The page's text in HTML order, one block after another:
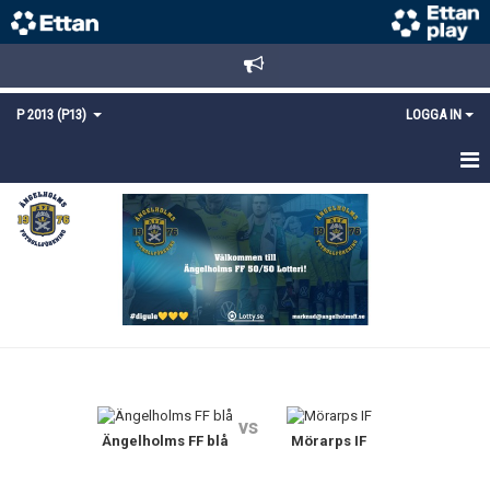
P 2013 (P13) LOGGA IN
HEM
NYHETER
Ängelholms FF blå
vs
Mörarps IF